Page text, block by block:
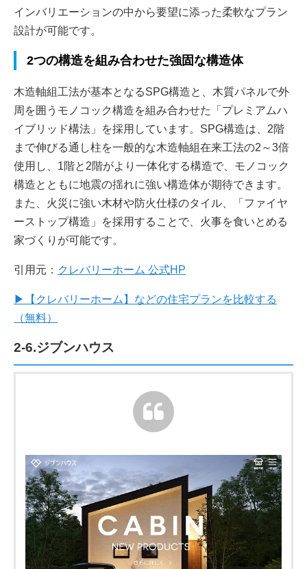
インバリエーションの中から要望に添った柔軟なプラン
設計が可能です。
2つの構造を組み合わせた強固な構造体
木造軸組工法が基本となるSPG構造と、木質パネルで外
周を囲うモノコック構造を組み合わせた「プレミアムハ
イブリッド構法」を採用しています。SPG構造は、2階
まで伸びる通し柱を一般的な木造軸組在来工法の2～3倍
使用し、1階と2階がより一体化する構造で、モノコック
構造とともに地震の揺れに強い構造体が期待できます。
また、火災に強い木材や防火仕様のタイル、「ファイヤ
ーストップ構造」を採用することで、火事を食いとめる
家づくりが可能です。
引用元： クレバリーホーム 公式HP
▶【クレバリーホーム】などの住宅プランを比較する
（無料）
2-6.ジブンハウス